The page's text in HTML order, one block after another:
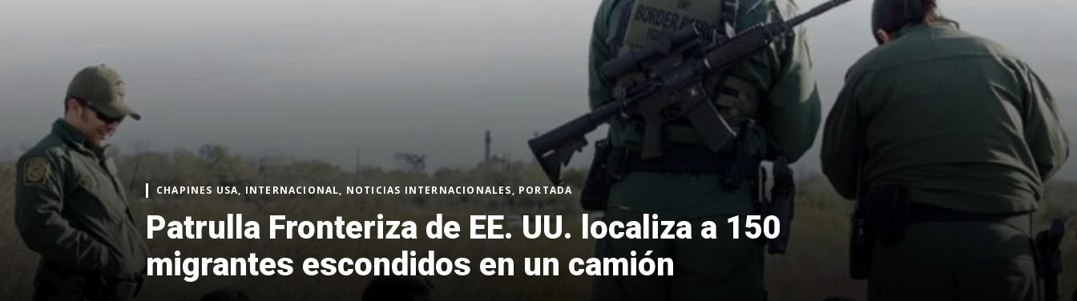
CHAPINES USA, INTERNACIONAL, NOTICIAS INTERNACIONALES, PORTADA
Patrulla Fronteriza de EE. UU. localiza a 150
migrantes escondidos en un camión